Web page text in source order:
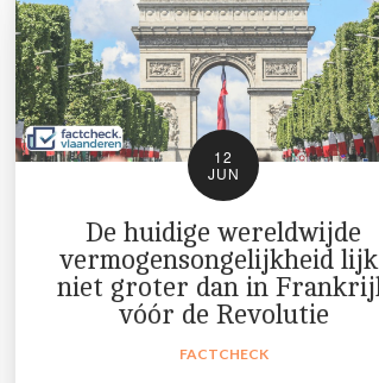
12
JUN
De huidige wereldwijde
vermogensongelijkheid
niet groter dan in
vóór de Revolutie
FACTCHECK